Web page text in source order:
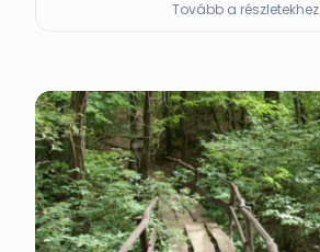
Tovább a részletekhez